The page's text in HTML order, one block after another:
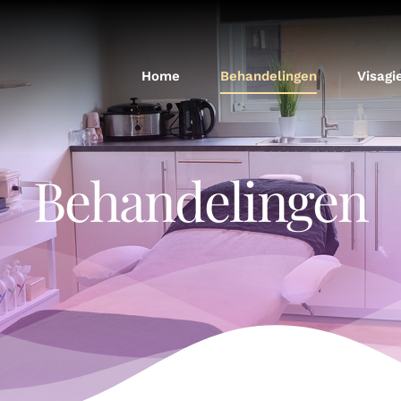
Home
Behandelingen
Behandelingen